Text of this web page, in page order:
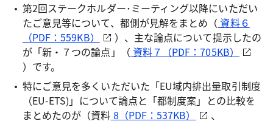
第2回ステークホルダー･ミーティング以降にいただい
たご意見等について、都側が見解をまとめ（ 資料６
（PDF：559KB）
）、主な論点について提示したの
が「新・７つの論点」（ 資料７（PDF：705KB）
）です。
特にご意見を多くいただいた「EU域内排出量取引制度
（EU-ETS)」について論点と「都制度案」との比較を
まとめたのが（資料 8（PDF：537KB）
、